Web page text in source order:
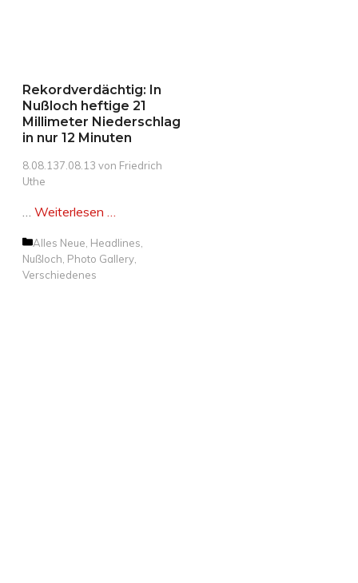
Rekordverdächtig: In
Nußloch heftige 21
Millimeter Niederschlag
in nur 12 Minuten
8.08.137.08.13 von Friedrich
Uthe
Weiterlesen …
Kategorien
Alles Neue Headlines
Nußloch Photo Gallery
Verschiedenes